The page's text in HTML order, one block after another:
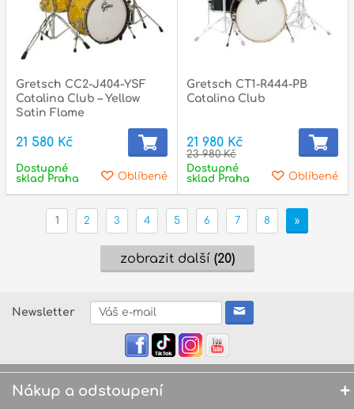
Gretsch CC2-J404-YSF
Catalina Club – Yellow
Satin Flame
21 580 Kč
Oblíbené
Dostupné
sklad Praha
Gretsch CT1-R444-PB
Catalina Club
21 980 Kč
23 980 Kč
Oblíbené
Dostupné
sklad Praha
1 2 3 4 5 6 7 8 »
zobrazit další (20)
Newsletter
Nákup a odstoupení